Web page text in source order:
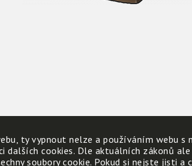
ty vypnout nelze a používáním webu s
dalších cookies. Dle aktuálních zákonů
soubory cookie. Pokud si nejste jisti a